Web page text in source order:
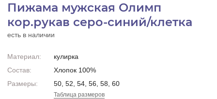
Пижама мужская Олимп
кор.рукав серо-синий/клетка
есть в наличии
Материал:
кулирка
Состав:
Хлопок 100%
Размеры:
50, 52, 54, 56, 58, 60
Таблица размеров